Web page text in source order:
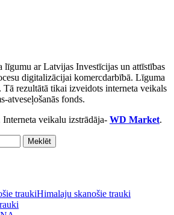
līgumu ar Latvijas Investīcijas un attīstības
digitalizācijai komercdarbībā. Līguma
. Tā rezultātā tikai izveidots interneta veikals
atveseļošanās fonds.
veikalu izstrādāja- WD Market.
Meklēt
Himalaju skanošie trauki